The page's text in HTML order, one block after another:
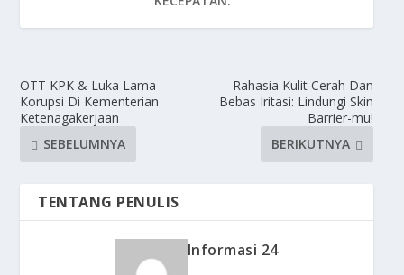
OTT KPK & Luka Lama
Korupsi Di Kementerian
Ketenagakerjaan
SEBELUMNYA
Rahasia Kulit Cerah Dan
Bebas Iritasi: Lindungi Skin
Barrier-mu!
BERIKUTNYA
TENTANG PENULIS
Informasi 24